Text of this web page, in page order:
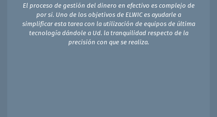
El proceso de gestión del dinero en efectivo es complejo de
por si. Uno de los objetivos de ELWIC es ayudarle a
simplificar esta tarea con la utilización de equipos de última
tecnología dándole a Ud. la tranquilidad respecto de la
precisión con que se realiza.